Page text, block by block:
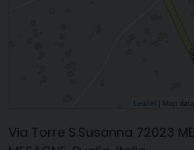
Leaflet | Map
Via Torre S.Susanna 72023